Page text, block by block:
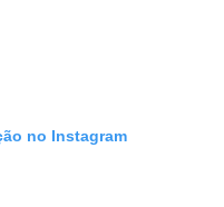
no Instagram